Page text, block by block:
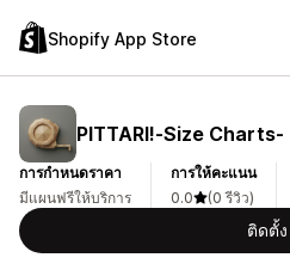
Shopify App Store
PITTARI!‑Size Charts‑
การกำหนดราคา
มีแผนฟรีให้บริการ
การให้คะแนน
0.0
(0 รีวิว)
ติดตั้ง